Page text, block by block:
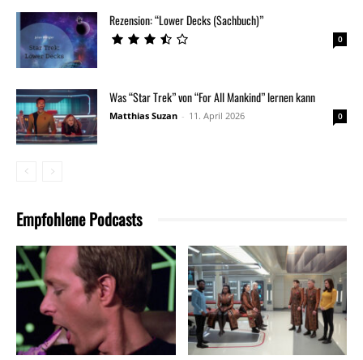
Rezension: “Lower Decks (Sachbuch)”
0
Was “Star Trek” von “For All Mankind” lernen kann
Matthias Suzan - 11. April 2026 0
Empfohlene Podcasts